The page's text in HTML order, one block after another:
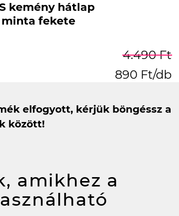
kemény hátlap
fekete
4.490 Ft
890 Ft/db
elfogyott, kérjük böngéssz a
között!
amikhez a